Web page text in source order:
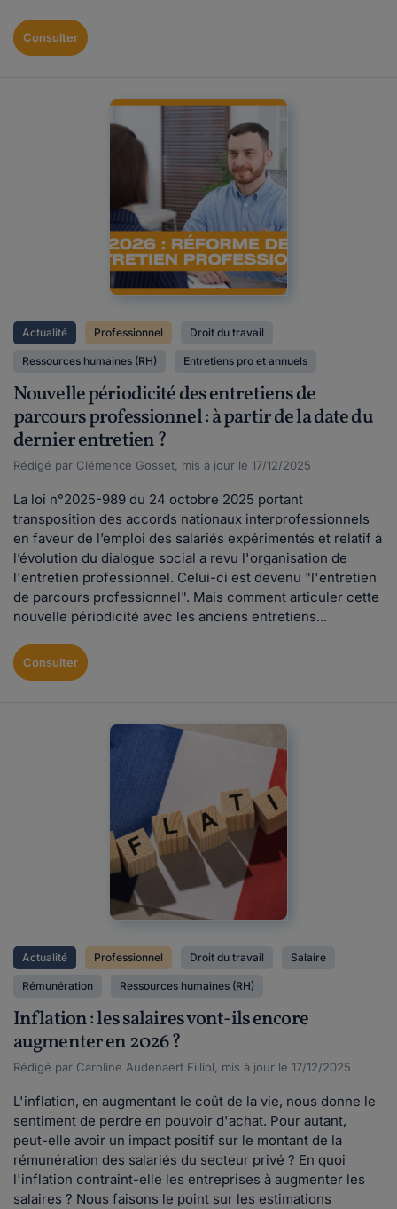
Consulter
Actualité Professionnel Droit du travail
Ressources humaines (RH) Entretiens pro et annuels
Nouvelle périodicité des entretiens de
parcours professionnel : à partir de la date du
dernier entretien ?
Rédigé par Clémence Gosset, mis à jour le 17/12/2025
La loi n°2025-989 du 24 octobre 2025 portant
transposition des accords nationaux interprofessionnels
en faveur de l’emploi des salariés expérimentés et relatif à
l’évolution du dialogue social a revu l'organisation de
l'entretien professionnel. Celui-ci est devenu "l'entretien
de parcours professionnel". Mais comment articuler cette
nouvelle périodicité avec les anciens entretiens...
Consulter
Actualité Professionnel Droit du travail Salaire
Rémunération Ressources humaines (RH)
Inflation : les salaires vont-ils encore
augmenter en 2026 ?
Rédigé par Caroline Audenaert Filliol, mis à jour le 17/12/2025
L'inflation, en augmentant le coût de la vie, nous donne le
sentiment de perdre en pouvoir d'achat. Pour autant,
peut-elle avoir un impact positif sur le montant de la
rémunération des salariés du secteur privé ? En quoi
l'inflation contraint-elle les entreprises à augmenter les
salaires ? Nous faisons le point sur les estimations